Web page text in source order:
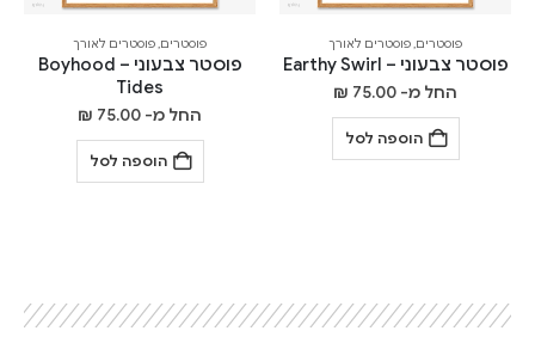
פוסטרים,פוסטרים לאורך
פוסטר צבעוני – Earthy Swirl
החל מ- ₪ 75.00
הוספה לסל
פוסטרים,פוסטרים לאורך
פוסטר צבעוני – Boyhood
Tides
החל מ- ₪ 75.00
הוספה לסל